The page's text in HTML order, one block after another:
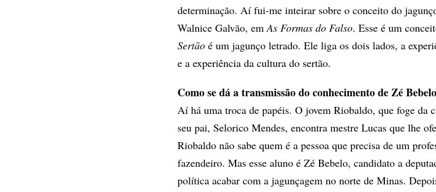
determinação. Aí fui-me inteirar sobre o conceito do
Walnice Galvão, emAs Formas do Falso. Esse é um
Sertão é um jagunço letrado. Ele liga os dois lados, a
e a experiência da cultura do sertão.
Como se dá a transmissão do conhecimento de Zé
Aí há uma troca de papéis. O jovem Riobaldo, que foge da
seu pai, Selorico Mendes, encontra mestre Lucas que lhe
Riobaldo não sabe quem é a pessoa que precisa de um
fazendeiro. Mas esse aluno é Zé Bebelo, candidato a
política acabar com a jagunçagem no norte de Minas.